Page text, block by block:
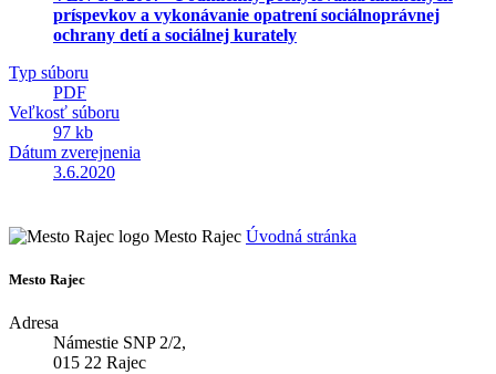
príspevkov a vykonávanie opatrení sociálnoprávnej
ochrany detí a sociálnej kurately
Typ súboru
PDF
Veľkosť súboru
97 kb
Dátum zverejnenia
3.6.2020
Mesto Rajec Úvodná stránka
Mesto Rajec
Adresa
Námestie SNP 2/2,
015 22 Rajec